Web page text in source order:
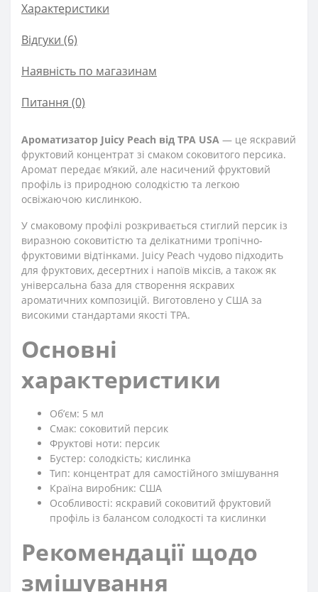
Характеристики
Відгуки (6)
Наявність по магазинам
Питання (0)
Ароматизатор Juicy Peach від TPA USA — це яскравий
фруктовий концентрат зі смаком соковитого персика.
Аромат передає м’який, але насичений фруктовий
профіль із природною солодкістю та легкою
освіжаючою кислинкою.
У смаковому профілі розкривається стиглий персик із
виразною соковитістю та делікатними тропічно-
фруктовими відтінками. Juicy Peach чудово підходить
для фруктових, десертних і напоїв міксів, а також як
універсальна база для створення яскравих
ароматичних композицій. Виготовлено у США за
високими стандартами якості TPA.
Основні
характеристики
Обʼєм: 5 мл
Смак: соковитий персик
Фруктові ноти: персик
Бустер: солодкість; кислинка
Тип: концентрат для самостійного змішування
Країна виробник: США
Особливості: яскравий соковитий фруктовий
профіль із балансом солодкості та кислинки
Рекомендації щодо
змішування